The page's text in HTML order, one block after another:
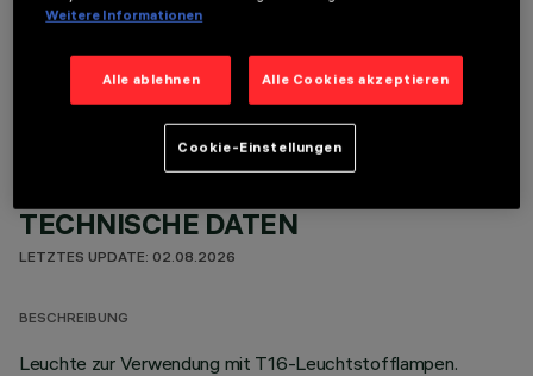
OPTIONALE KOMPONENTEN
TECHNISCHE DATEN
LETZTES UPDATE: 02.08.2026
BESCHREIBUNG
Leuchte zur Verwendung mit T16-Leuchtstofflampen.
Weitere Informationen
Alle ablehnen Alle Cookies akzeptieren
Cookie-Einstellungen